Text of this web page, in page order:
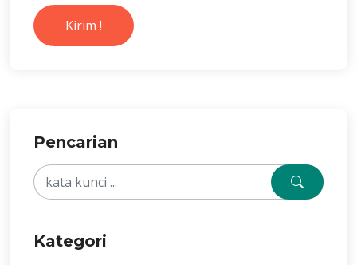
Kirim !
Pencarian
Kategori